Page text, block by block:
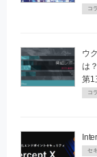
コ
ウ
は
第1
コ